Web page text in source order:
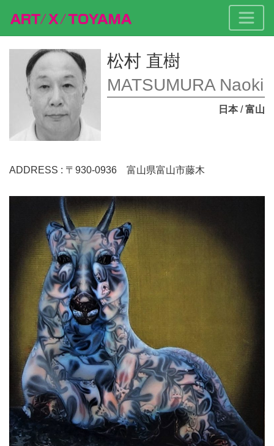
松村 直樹
MATSUMURA Naoki
日本/富山
ADDRESS : 〒930-0936 富山県富山市藤木